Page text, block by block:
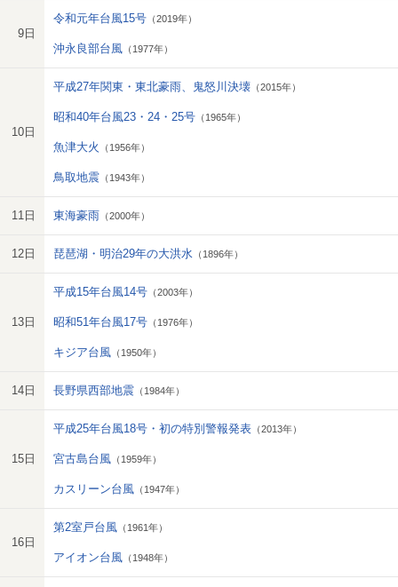
9日
令和元年台風15号 （2019年）
沖永良部台風 （1977年）
10日
平成27年関東・東北豪雨、鬼怒川決壊 （2015年）
昭和40年台風23・24・25号 （1965年）
魚津大火 （1956年）
鳥取地震 （1943年）
11日 東海豪雨 （2000年）
12日 琵琶湖・明治29年の大洪水 （1896年）
13日
平成15年台風14号 （2003年）
昭和51年台風17号 （1976年）
キジア台風 （1950年）
14日 長野県西部地震 （1984年）
15日
平成25年台風18号・初の特別警報発表 （2013年）
宮古島台風 （1959年）
カスリーン台風 （1947年）
16日
第2室戸台風 （1961年）
アイオン台風 （1948年）